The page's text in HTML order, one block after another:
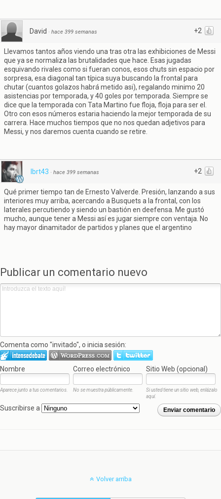
+2
David · hace 399 semanas
Llevamos tantos años viendo una tras otra las exhibiciones de Messi
que ya se normaliza las brutalidades que hace. Esas jugadas
esquivando rivales como si fueran conos, esos chuts sin espacio por
sorpresa, esa diagonal tan típica suya buscando la frontal para
chutar (cuantos golazos habrá metido asi), regalando minimo 20
asistencias por temporada, y 40 goles por temporada. Siempre se
dice que la temporada con Tata Martino fue floja, floja para ser el.
Otro con esos números estaria haciendo la mejor temporada de su
carrera. Hace muchos tiempos que no nos quedan adjetivos para
Messi, y nos daremos cuenta cuando se retire.
+2
lbrt43 · hace 399 semanas
Qué primer tiempo tan de Ernesto Valverde. Presión, lanzando a sus
interiores muy arriba, acercando a Busquets a la frontal, con los
laterales percutiendo y siendo un bastión en deefensa. Me gustó
mucho, aunque tener a Messi así es jugar siempre con ventaja. No
hay mayor dinamitador de partidos y planes que el argentino
Publicar un comentario nuevo
Comenta como "invitado", o inicia sesión:
Nombre Correo electrónico Sitio Web (opcional)
Aparece junto a tus comentarios. No se muestra públicamente.
Si usted tiene un sitio web, enlázalo
aquí.
Enviar comentario
Suscribirse a
Volver arriba